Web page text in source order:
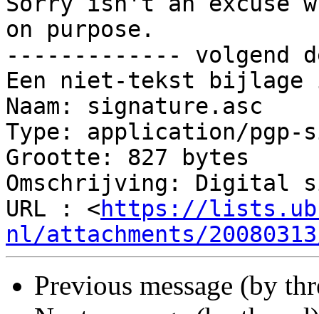
on purpose.
------------- volgend
Een niet-tekst
Naam: signature.asc
Type: application/pgp-
Grootte: 827 bytes
Omschrijving: Digital
URL : <https://
nl/attachments/
Previous message (by